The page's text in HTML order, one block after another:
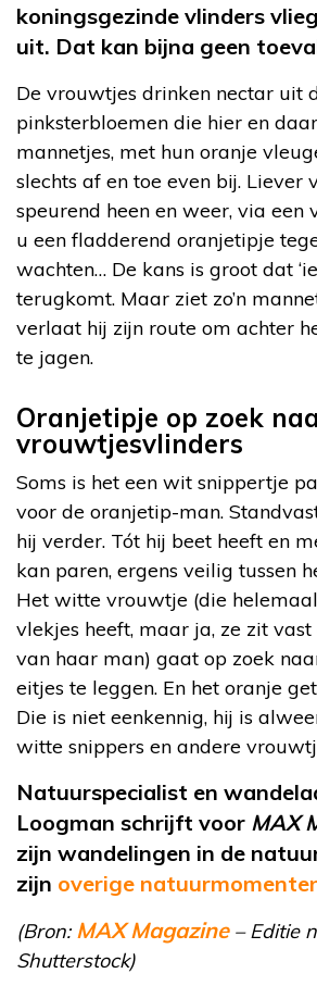
koningsgezinde vlinders
uit. Dat kan bijna geen
De vrouwtjes drinken nectar uit
pinksterbloemen die hier en
mannetjes, met hun oranje
slechts af en toe even bij. Liever
speurend heen en weer, via een
u een fladderend oranjetipje
wachten… De kans is groot dat
terugkomt. Maar ziet zo’n
verlaat hij zijn route om achter
te jagen.
Oranjetipje op zoek
vrouwtjesvlinders
Soms is het een wit snippertje
voor de oranjetip-man.
hij verder. Tót hij beet heeft en
kan paren, ergens veilig tussen
Het witte vrouwtje (die
vlekjes heeft, maar ja, ze zit
van haar man) gaat op zoek
eitjes te leggen. En het oranje
Die is niet eenkennig, hij is
witte snippers en andere
Natuurspecialist en
Loogman schrijft voor MAX
zijn wandelingen in de
zijn overige
(Bron: MAX Magazine– Editie
Shutterstock)